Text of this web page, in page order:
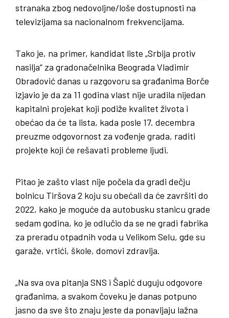
stranaka zbog nedovoljne/loše dostupnosti na
televizijama sa nacionalnom frekvencijama.
Tako je, na primer, kandidat liste „Srbija protiv
nasilja“ za gradonačelnika Beograda Vladimir
Obradović danas u razgovoru sa građanima Borče
izjavio je da za 11 godina vlast nije uradila nijedan
kapitalni projekat koji podiže kvalitet života i
obećao da će ta lista, kada posle 17. decembra
preuzme odgovornost za vođenje grada, raditi
projekte koji će rešavati probleme ljudi.
Pitao je zašto vlast nije počela da gradi dečju
bolnicu Tiršova 2 koju su obećali da će završiti do
2022, kako je moguće da autobusku stanicu grade
sedam godina, ko je odlučio da se ne gradi fabrika
za preradu otpadnih voda u Velikom Selu, gde su
garaže, vrtići, škole, domovi zdravlja.
„Na sva ova pitanja SNS i Šapić duguju odgovore
građanima, a svakom čoveku je danas potpuno
jasno da sve što znaju jeste da ponavljaju lažna